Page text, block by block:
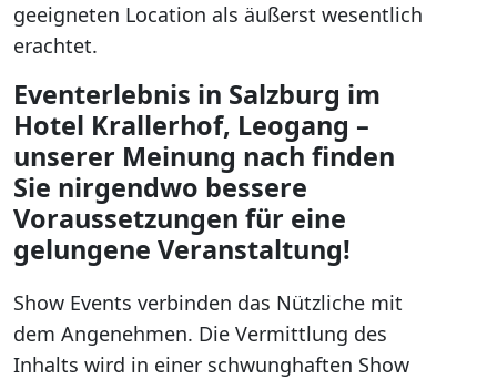
geeigneten Location als äußerst wesentlich
erachtet.
Eventerlebnis in Salzburg im
Hotel Krallerhof, Leogang –
unserer Meinung nach finden
Sie nirgendwo bessere
Voraussetzungen für eine
gelungene Veranstaltung!
Show Events verbinden das Nützliche mit
dem Angenehmen. Die Vermittlung des
Inhalts wird in einer schwunghaften Show